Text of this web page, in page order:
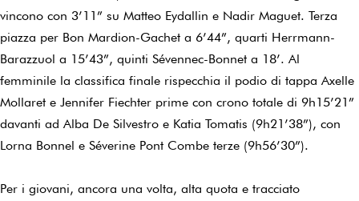
vincono con 3’11” su Matteo Eydallin e Nadir Maguet. Terza
piazza per Bon Mardion-Gachet a 6’44”, quarti Herrmann-
Barazzuol a 15’43”, quinti Sévennec-Bonnet a 18’. Al
femminile la classifica finale rispecchia il podio di tappa Axelle
Mollaret e Jennifer Fiechter prime con crono totale di 9h15’21”
davanti ad Alba De Silvestro e Katia Tomatis (9h21’38”), con
Lorna Bonnel e Séverine Pont Combe terze (9h56’30”).
Per i giovani, ancora una volta, alta quota e tracciato